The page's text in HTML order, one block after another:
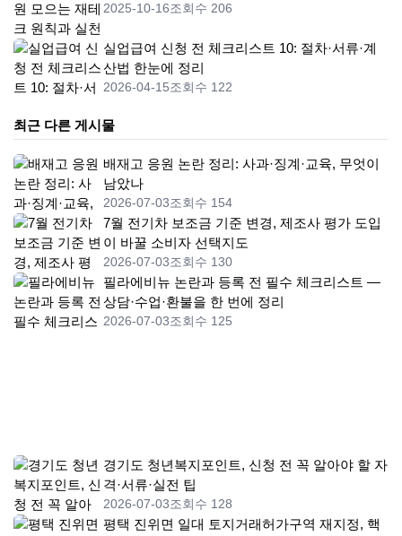
2025-10-16조회수 206
실업급여 신청 전 체크리스트 10: 절차·서류·계
산법 한눈에 정리
2026-04-15조회수 122
최근 다른 게시물
배재고 응원 논란 정리: 사과·징계·교육, 무엇이
남았나
2026-07-03조회수 154
7월 전기차 보조금 기준 변경, 제조사 평가 도입
이 바꿀 소비자 선택지도
2026-07-03조회수 130
필라에비뉴 논란과 등록 전 필수 체크리스트 —
상담·수업·환불을 한 번에 정리
2026-07-03조회수 125
경기도 청년복지포인트, 신청 전 꼭 알아야 할 자
격·서류·실전 팁
2026-07-03조회수 128
평택 진위면 일대 토지거래허가구역 재지정, 핵